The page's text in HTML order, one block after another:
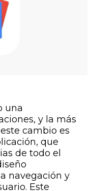
una
y la más
cambio es
que
de todo el
navegación y
Este